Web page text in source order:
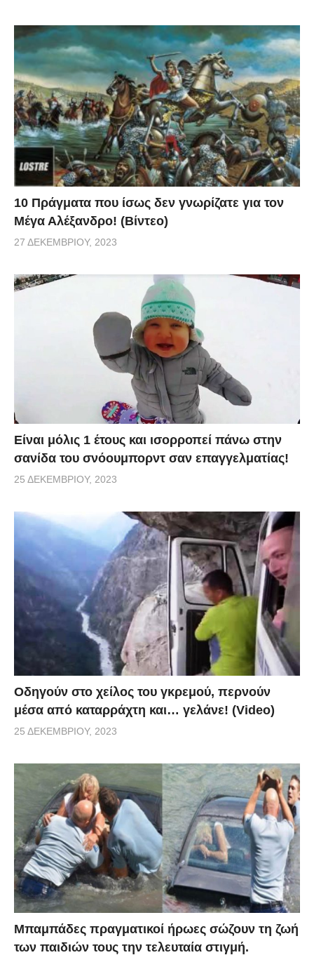
10 Πράγματα που ίσως δεν γνωρίζατε για τον
Μέγα Αλέξανδρο! (Βίντεο)
27 ΔΕΚΕΜΒΡΊΟΥ, 2023
Είναι μόλις 1 έτους και ισορροπεί πάνω στην
σανίδα του σνόουμπορντ σαν επαγγελματίας!
25 ΔΕΚΕΜΒΡΊΟΥ, 2023
Οδηγούν στο χείλος του γκρεμού, περνούν
μέσα από καταρράχτη και… γελάνε! (Video)
25 ΔΕΚΕΜΒΡΊΟΥ, 2023
Μπαμπάδες πραγματικοί ήρωες σώζουν τη ζωή
των παιδιών τους την τελευταία στιγμή.